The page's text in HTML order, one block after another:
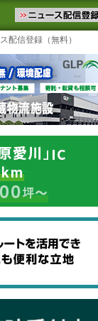
ます。物流ニ
よく見るテーマ
配信登録（無料）